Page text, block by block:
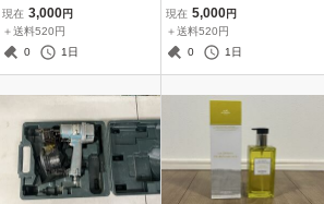
香水 エルメス ローズイケ
バナ 巾着付き フレグラン
ス 15ml
現在 3,000円
＋送料520円
0
1日
RDIN SUR LA LAGUNE
ボディシャンプー 200ml
箱付
現在 5,000円
＋送料520円
0
1日